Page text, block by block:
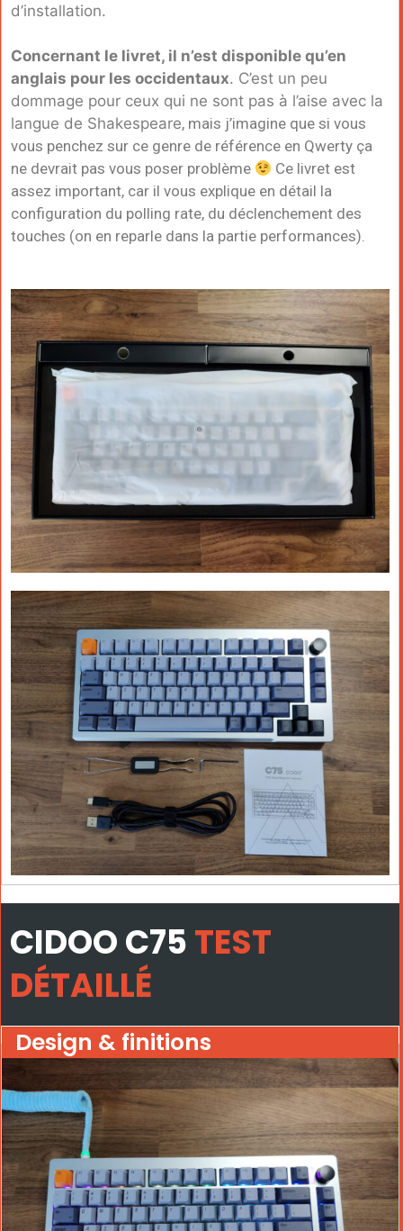
d’installation.
Concernant le livret, il n’est disponible qu’en
anglais pour les occidentaux. C’est un peu
dommage pour ceux qui ne sont pas à l’aise avec la
langue de Shakespeare, mais j’imagine que si vous
vous penchez sur ce genre de référence en Qwerty ça
ne devrait pas vous poser problème
Ce livret est
assez important, car il vous explique en détail la
configuration du polling rate, du déclenchement des
touches (on en reparle dans la partie performances).
CIDOO C75TEST
DÉTAILLÉ
Design & finitions